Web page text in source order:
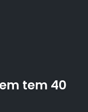
tem 40